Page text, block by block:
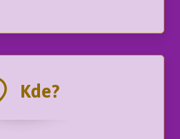
Kde?